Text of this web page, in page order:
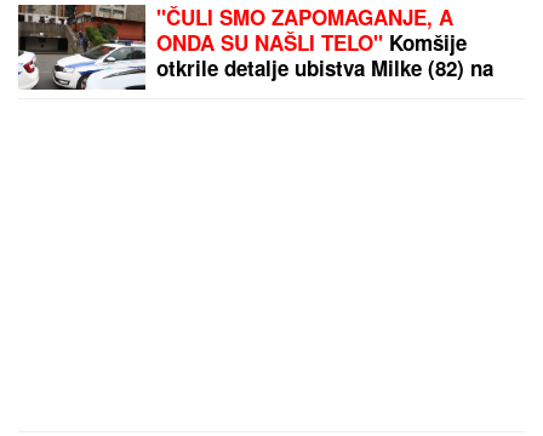
"ČULI SMO ZAPOMAGANJE, A
ONDA SU NAŠLI TELO" Komšije
otkrile detalje ubistva Milke (82) na